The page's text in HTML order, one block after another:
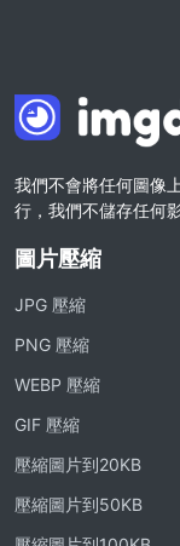
我們不會將任何圖像
行，我們不儲存任何
圖片壓縮
JPG 壓縮
PNG 壓縮
WEBP 壓縮
GIF 壓縮
壓縮圖片到20KB
壓縮圖片到50KB